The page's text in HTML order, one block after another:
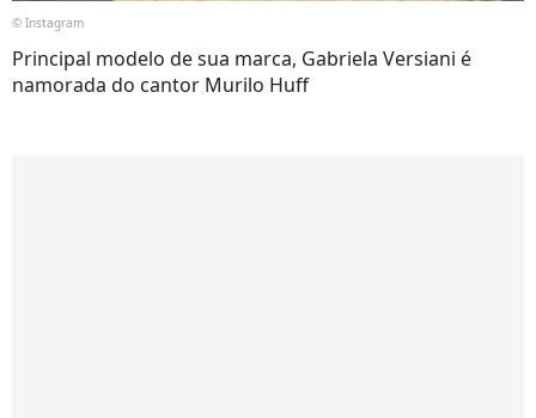
© Instagram
Principal modelo de sua marca, Gabriela Versiani é
namorada do cantor Murilo Huff